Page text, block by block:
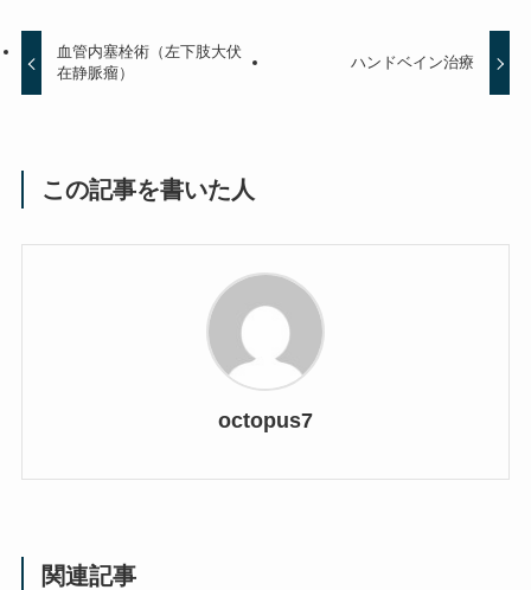
血管内塞栓術（左下肢大伏
在静脈瘤）
ハンドベイン治療
この記事を書いた人
octopus7
関連記事